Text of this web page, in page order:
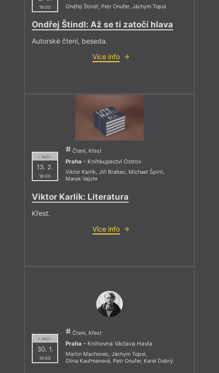
19:00 Ondřej Štindl, Petr Onufer, Jáchym Topol
Ondřej Štindl: Až se ti zatočí hlava
Autorské čtení, beseda.
Více info
= 2020 =
13. 2.
18:00
Čtení, Křest
Praha – Knihkupectví Ostrov
Viktor Karlík, Jiří Brabec, Michael Špirit,
Marek Vajchr
Viktor Karlík: Literatura
Křest.
Více info
= 2020 =
30. 1.
19:00
Čtení, Křest
Praha – Knihovna Václava Havla
Martin Machovec, Jáchym Topol,
Olina Kaufmanová, Petr Onufer, Karel Dobrý